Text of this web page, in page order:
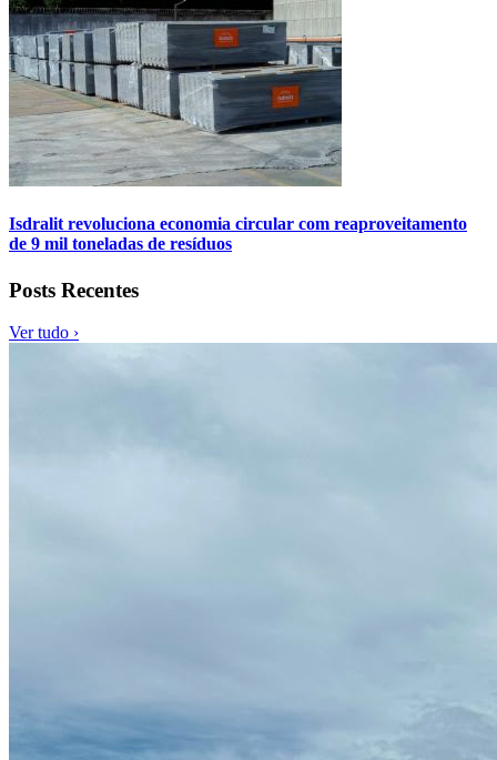
Isdralit revoluciona economia circular com reaproveitamento
de 9 mil toneladas de resíduos
Posts Recentes
Ver tudo ›